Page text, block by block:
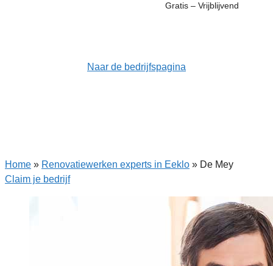
Gratis – Vrijblijvend
Naar de bedrijfspagina
Home » Renovatiewerken experts in Eeklo » De Mey
Claim je bedrijf